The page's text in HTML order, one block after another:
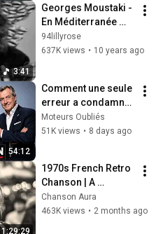
#punchlines
3:41
Georges Moustaki -
En Méditerranée
(1971)
94lillyrose
637K views • 10 years ago
54:12
Comment une seule
erreur a condamné
le légendaire
moteur bicylindre à
Moteurs Oubliés
51K views • 8 days ago
1:29:29
1970s French Retro
Chanson | A
Timeless Dream |
Slow Cafe Moments
Chanson Aura
463K views • 2 months ago